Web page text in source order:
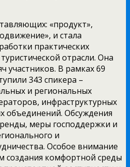
«продукт»,
и стала
практических
отрасли. Она
участников. В рамках 69
343 спикера –
и региональных
инфраструктурных
объединений. Обсуждения
меры господдержки и
и
Особое внимание
создания комфортной среды